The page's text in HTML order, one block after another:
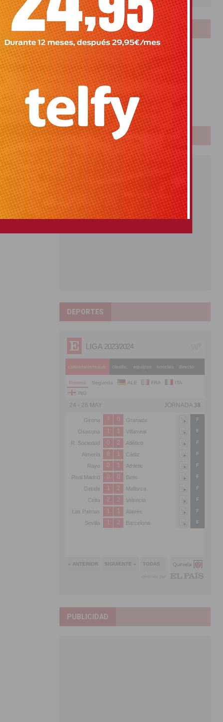
LOTERIAS
Bonoloto
Primitiva
El Gordo
Euromillones
Loteria
Once
PUBLICIDAD
DEPORTES
PUBLICIDAD